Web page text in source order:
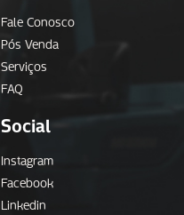
Fale Conosco
Pós Venda
Serviços
FAQ
Social
Instagram
Facebook
Linkedin